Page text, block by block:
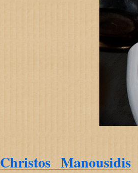
Christos Manousidis